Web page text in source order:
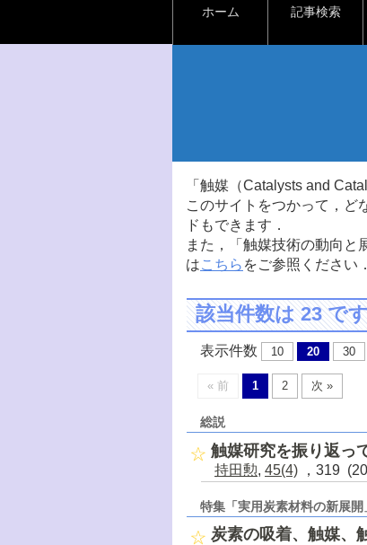
ホーム 記事検索
「触媒（Catalysts and
このサイトをつかって，ど
ドもできます．
また，「触媒技術の動向と
はこちら をご参照ください．
該当件数は 23 で
表示件数 10 20 30
« 前 1 2 次 »
総説
触媒研究を振り返っ
持田勲, 45(4) ，319
特集「実用炭素材料の新展開
炭素の吸着、触媒、